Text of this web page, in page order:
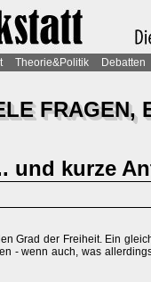
Theorie&Politik Debatten
FRAGEN,
und kurze
Grad der Freiheit. Ein
- wenn auch, was